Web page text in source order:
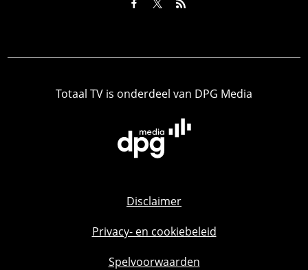
Totaal TV is onderdeel van DPG Media
Disclaimer
Privacy- en cookiebeleid
Spelvoorwaarden